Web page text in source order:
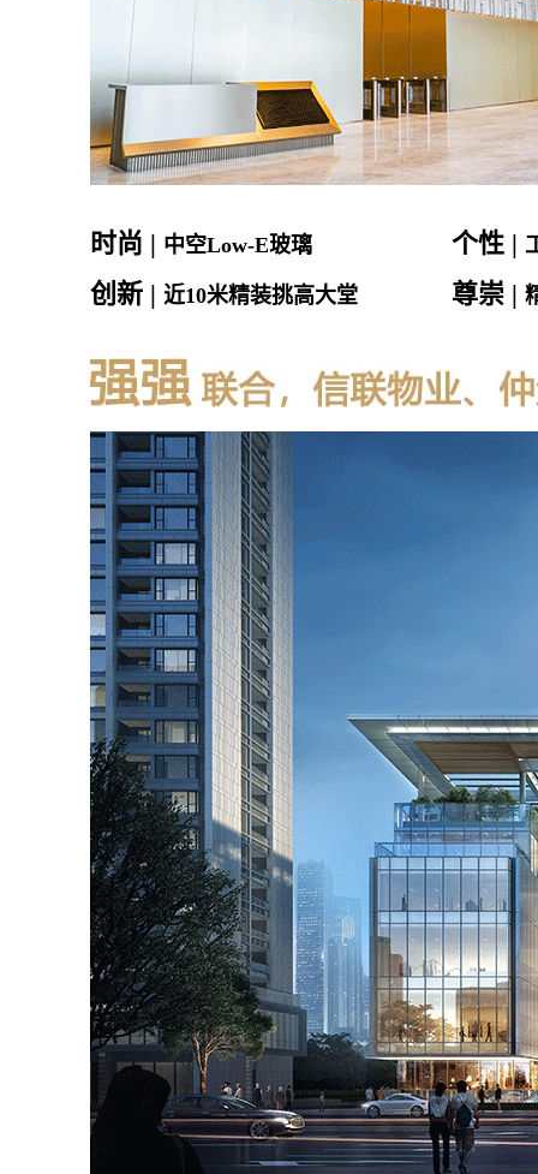
时尚 | 中空Low-E玻璃 个性 |
创新 | 近10米精装挑高大堂 尊崇 |